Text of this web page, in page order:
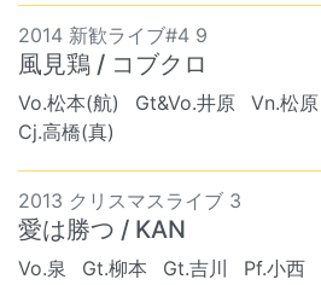
2014 新歓ライブ#4 9
風見鶏 / コブクロ
Vo.松本(航) Gt&Vo.井原 Vn.松原
Cj.高橋(真)
2013 クリスマスライブ 3
愛は勝つ / KAN
Vo.泉 Gt.柳本 Gt.吉川 Pf.小西